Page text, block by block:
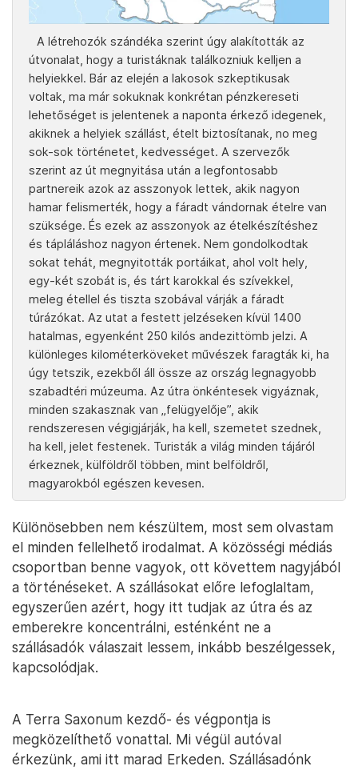
A létrehozók szándéka szerint úgy alakították az
útvonalat, hogy a turistáknak találkozniuk kelljen a
helyiekkel. Bár az elején a lakosok szkeptikusak
voltak, ma már sokuknak konkrétan pénzkereseti
lehetőséget is jelentenek a naponta érkező idegenek,
akiknek a helyiek szállást, ételt biztosítanak, no meg
sok-sok történetet, kedvességet. A szervezők
szerint az út megnyitása után a legfontosabb
partnereik azok az asszonyok lettek, akik nagyon
hamar felismerték, hogy a fáradt vándornak ételre van
szüksége. És ezek az asszonyok az ételkészítéshez
és tápláláshoz nagyon értenek. Nem gondolkodtak
sokat tehát, megnyitották portáikat, ahol volt hely,
egy-két szobát is, és tárt karokkal és szívekkel,
meleg étellel és tiszta szobával várják a fáradt
túrázókat. Az utat a festett jelzéseken kívül 1400
hatalmas, egyenként 250 kilós andezittömb jelzi. A
különleges kilométerköveket művészek faragták ki, ha
úgy tetszik, ezekből áll össze az ország legnagyobb
szabadtéri múzeuma. Az útra önkéntesek vigyáznak,
minden szakasznak van „felügyelője”, akik
rendszeresen végigjárják, ha kell, szemetet szednek,
ha kell, jelet festenek. Turisták a világ minden tájáról
érkeznek, külföldről többen, mint belföldről,
magyarokból egészen kevesen.
Különösebben nem készültem, most sem olvastam
el minden fellelhető irodalmat. A közösségi médiás
csoportban benne vagyok, ott követtem nagyjából
a történéseket. A szállásokat előre lefoglaltam,
egyszerűen azért, hogy itt tudjak az útra és az
emberekre koncentrálni, esténként ne a
szállásadók válaszait lessem, inkább beszélgessek,
kapcsolódjak.
A Terra Saxonum kezdő- és végpontja is
megközelíthető vonattal. Mi végül autóval
érkezünk, ami itt marad Erkeden. Szállásadónk